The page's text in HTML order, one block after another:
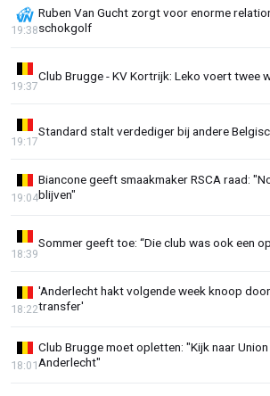
Ruben Van Gucht zorgt voor enorme
schokgolf
19:38
Club Brugge - KV Kortrijk: Leko voert twee
19:37
Standard stalt verdediger bij andere
19:17
Biancone geeft smaakmaker RSCA raad:
blijven"
19:04
Sommer geeft toe: “Die club was ook een
18:39
'Anderlecht hakt volgende week knoop
transfer'
18:22
Club Brugge moet opletten: "Kijk naar Union
Anderlecht"
18:01